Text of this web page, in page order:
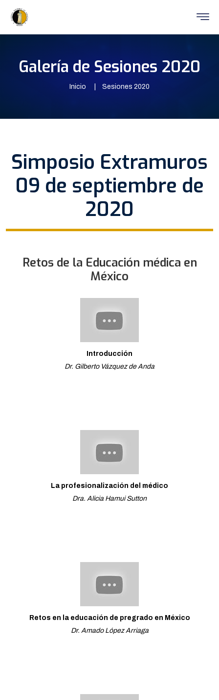
Galería de Sesiones 2020
Inicio Sesiones 2020
Simposio Extramuros
09 de septiembre de
2020
Retos de la Educación médica en
México
Introducción
Dr. Gilberto Vázquez de Anda
La profesionalización del médico
Dra. Alicia Hamui Sutton
Retos en la educación de pregrado en México
Dr. Amado López Arriaga